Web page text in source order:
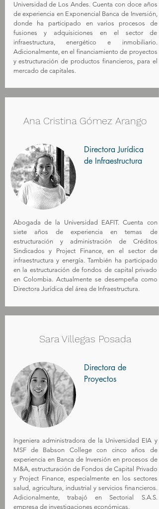
Universidad de Los Andes. Cuenta con doce años
de experiencia en Exponencial Banca de Inversión,
donde ha participado en varios procesos de
fusiones y adquisiciones en el sector de
infraestructura, energético e inmobiliario.
Adicionalmente, en el financiamiento de proyectos
y estructuración de productos financieros, para el
mercado de capitales.
Ana Cristina Gómez Arango
Directora Jurídica
de Infraestructura
Abogada de la Universidad EAFIT. Cuenta con
siete años de experiencia en temas de
estructuración y administración de Créditos
Sindicados y Project Finance, en el sector de
infraestructura y energía. También ha participado
en la estructuración de fondos de capital privado
en Colombia. Actualmente se desempeña como
Directora Jurídica del área de Infraestructura.
Sara Villegas Posada
Directora de
Proyectos
Ingeniera administradora de la Universidad EIA y
MSF de Babson College con cinco años de
experiencia en Banca de Inversión en procesos de
M&A, estructuración de Fondos de Capital Privado
y Project Finance, especialmente en los sectores
salud, agricultura, industrial y servicios financieros.
Adicionalmente, trabajó en Sectorial S.A.S.
empresa de investigaciones económicas.